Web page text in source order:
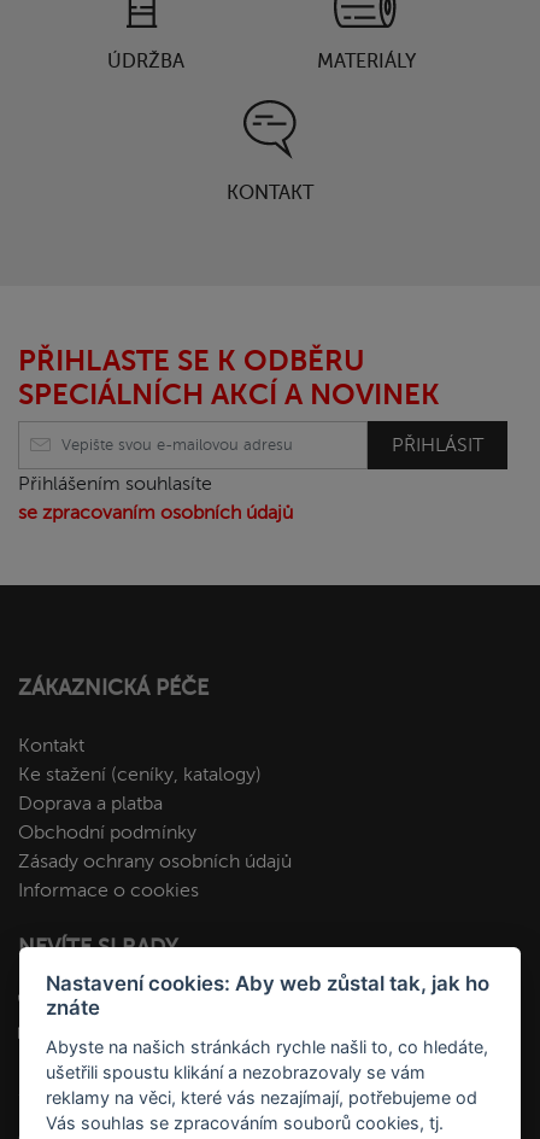
ÚDRŽBA MATERIÁLY
KONTAKT
PŘIHLASTE SE K ODBĚRU
SPECIÁLNÍCH AKCÍ A NOVINEK
PŘIHLÁSIT
Přihlášením souhlasíte
se zpracovaním osobních údajů
ZÁKAZNICKÁ PÉČE
Kontakt
Ke stažení (ceníky, katalogy)
Doprava a platba
Obchodní podmínky
Zásady ochrany osobních údajů
Informace o cookies
NEVÍTE SI RADY
+420 412 545 092
SLEDUJTE NÁS
Nastavení cookies: Aby web zůstal tak, jak ho
znáte
Abyste na našich stránkách rychle našli to, co hledáte,
ušetřili spoustu klikání a nezobrazovaly se vám
reklamy na věci, které vás nezajímají, potřebujeme od
Vás souhlas se zpracováním souborů cookies, tj.